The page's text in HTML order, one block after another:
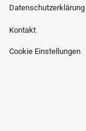
Datenschutzerklärung
Kontakt
Cookie Einstellungen